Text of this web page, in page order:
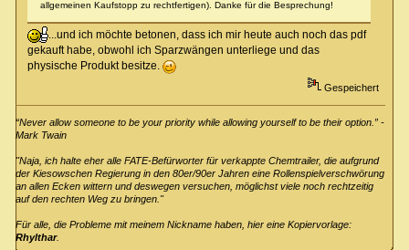
allgemeinen Kaufstopp zu rechtfertigen). Danke für die Besprechung!
...und ich möchte betonen, dass ich mir heute auch noch das pdf
gekauft habe, obwohl ich Sparzwängen unterliege und das
physische Produkt besitze.
Gespeichert
“Never allow someone to be your priority while allowing yourself to be their option.” -
Mark Twain
"Naja, ich halte eher alle FATE-Befürworter für verkappte Chemtrailer, die aufgrund
der Kiesowschen Regierung in den 80er/90er Jahren eine Rollenspielverschwörung
an allen Ecken wittern und deswegen versuchen, möglichst viele noch rechtzeitig
auf den rechten Weg zu bringen."
Für alle, die Probleme mit meinem Nickname haben, hier eine Kopiervorlage:
Rhylthar.